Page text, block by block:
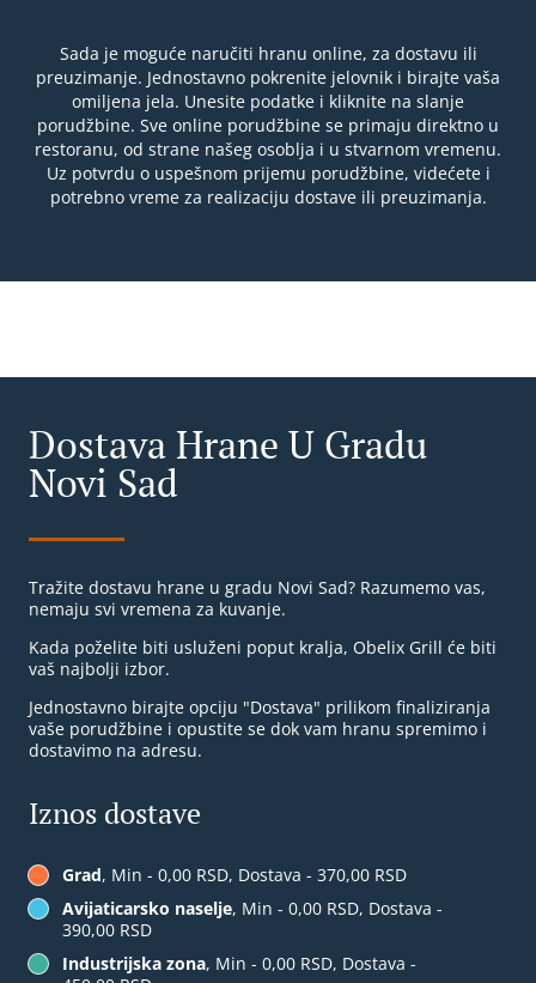
Sada je moguće naručiti hranu online, za dostavu ili
preuzimanje. Jednostavno pokrenite jelovnik i birajte vaša
omiljena jela. Unesite podatke i kliknite na slanje
porudžbine. Sve online porudžbine se primaju direktno u
restoranu, od strane našeg osoblja i u stvarnom vremenu.
Uz potvrdu o uspešnom prijemu porudžbine, videćete i
potrebno vreme za realizaciju dostave ili preuzimanja.
Dostava Hrane U Gradu
Novi Sad
Tražite dostavu hrane u gradu Novi Sad? Razumemo vas,
nemaju svi vremena za kuvanje.
Kada poželite biti usluženi poput kralja, Obelix Grill će biti
vaš najbolji izbor.
Jednostavno birajte opciju "Dostava" prilikom finaliziranja
vaše porudžbine i opustite se dok vam hranu spremimo i
dostavimo na adresu.
Iznos dostave
Grad, Min - 0,00 RSD, Dostava - 370,00 RSD
Avijaticarsko naselje, Min - 0,00 RSD, Dostava -
390,00 RSD
Industrijska zona, Min - 0,00 RSD, Dostava -